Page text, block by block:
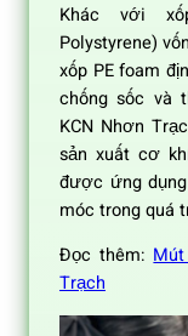
Khác với
Polystyrene)
xốp PE foam
chống sốc và
KCN Nhơn
sản xuất cơ
được ứng
móc trong quá
Đọc thêm:
Trạch